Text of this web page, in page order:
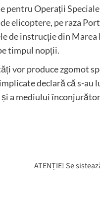
Operații
elicoptere, pe raza
de instrucție din
timpul nopții.
vor produce zgomot
declară că s-au
a mediului
ATENȚIE! Se